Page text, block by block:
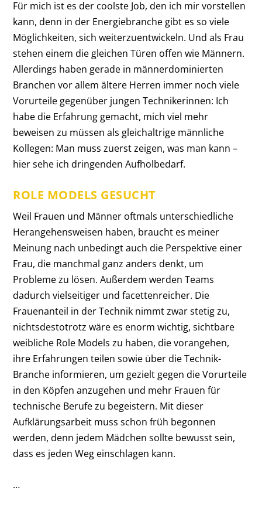
Für mich ist es der coolste Job, den ich mir vorstellen
kann, denn in der Energiebranche gibt es so viele
Möglichkeiten, sich weiterzuentwickeln. Und als Frau
stehen einem die gleichen Türen offen wie Männern.
Allerdings haben gerade in männerdominierten
Branchen vor allem ältere Herren immer noch viele
Vorurteile gegenüber jungen Technikerinnen: Ich
habe die Erfahrung gemacht, mich viel mehr
beweisen zu müssen als gleichaltrige männliche
Kollegen: Man muss zuerst zeigen, was man kann –
hier sehe ich dringenden Aufholbedarf.
ROLE MODELS GESUCHT
Weil Frauen und Männer oftmals unterschiedliche
Herangehensweisen haben, braucht es meiner
Meinung nach unbedingt auch die Perspektive einer
Frau, die manchmal ganz anders denkt, um
Probleme zu lösen. Außerdem werden Teams
dadurch vielseitiger und facettenreicher. Die
Frauenanteil in der Technik nimmt zwar stetig zu,
nichtsdestotrotz wäre es enorm wichtig, sichtbare
weibliche Role Models zu haben, die vorangehen,
ihre Erfahrungen teilen sowie über die Technik-
Branche informieren, um gezielt gegen die Vorurteile
in den Köpfen anzugehen und mehr Frauen für
technische Berufe zu begeistern. Mit dieser
Aufklärungsarbeit muss schon früh begonnen
werden, denn jedem Mädchen sollte bewusst sein,
dass es jeden Weg einschlagen kann.
…